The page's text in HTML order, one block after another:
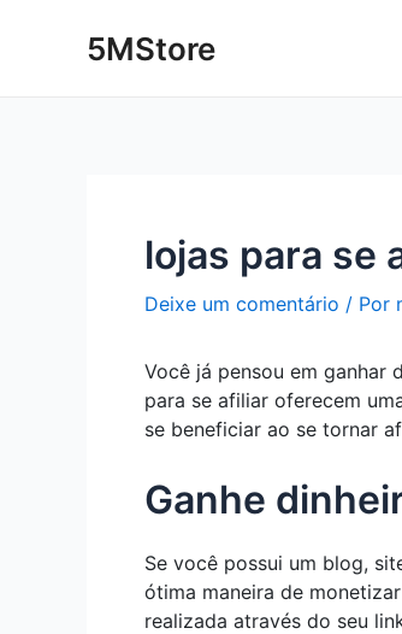
5MStore
lojas para se
Deixe um comentário / Por
Você já pensou em ganhar
para se afiliar oferecem
se beneficiar ao se tornar
Ganhe
Se você possui um blog,
ótima maneira de
realizada através do seu
navigation